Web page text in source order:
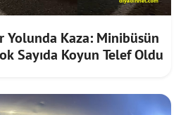
Yolunda Kaza: Minibüsün
Sayıda Koyun Telef Oldu